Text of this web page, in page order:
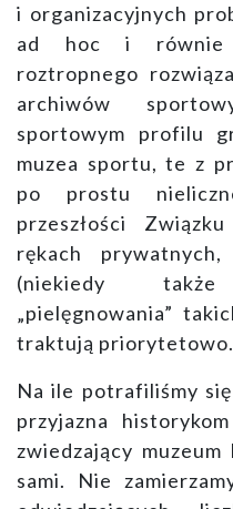
i organizacyjnych
ad hoc i równie
roztropnego
archiwów
sportowym profilu
muzea sportu, te z
po prostu
przeszłości
rękach
(niekiedy
„pielęgnowania”
traktują priorytetowo.
Na ile potrafiliśmy
przyjazna
zwiedzający
sami. Nie